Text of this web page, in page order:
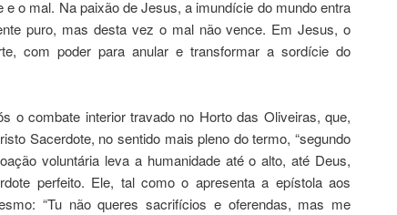
o mal. Na paixão de Jesus, a imundície do mundo entra
puro, mas desta vez o mal não vence. Em Jesus, o
com poder para anular e transformar a sordície do
o combate interior travado no Horto das Oliveiras, que,
Sacerdote, no sentido mais pleno do termo, “segundo
voluntária leva a humanidade até o alto, até Deus,
perfeito. Ele, tal como o apresenta a epístola aos
“Tu não queres sacrifícios e oferendas, mas me